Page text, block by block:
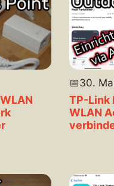
📅30.
TP-Link
WLAN